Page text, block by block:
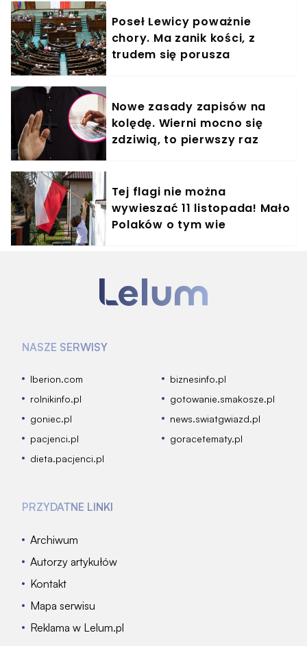
Poseł Lewicy poważnie
chory. Ma zanik kości, z
trudem się porusza
Nowe zasady zapisów na
kolędę. Wierni mocno się
zdziwią, to pierwszy raz
Tej flagi nie można
wywieszać 11 listopada! Mało
Polaków o tym wie
NASZE SERWISY
Iberion.com
biznesinfo.pl
rolnikinfo.pl
gotowanie.smakosze.pl
goniec.pl
news.swiatgwiazd.pl
pacjenci.pl
goracetematy.pl
dieta.pacjenci.pl
PRZYDATNE LINKI
Archiwum
Autorzy artykułów
Kontakt
Mapa serwisu
Reklama w Lelum.pl